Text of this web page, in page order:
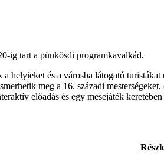
ig tart a pünkösdi programkavalkád.
helyieket és a városba látogató
meg a 16. századi
előadás és egy mesejáték